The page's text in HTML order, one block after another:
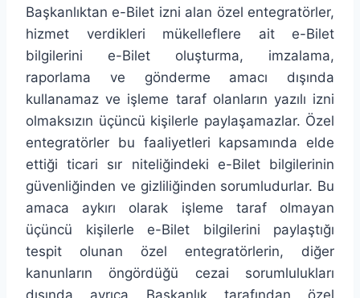
Başkanlıktan e-Bilet izni alan özel entegratörler,
hizmet verdikleri mükelleflere ait e-Bilet
bilgilerini e-Bilet oluşturma, imzalama,
raporlama ve gönderme amacı dışında
kullanamaz ve işleme taraf olanların yazılı izni
olmaksızın üçüncü kişilerle paylaşamazlar. Özel
entegratörler bu faaliyetleri kapsamında elde
ettiği ticari sır niteliğindeki e-Bilet bilgilerinin
güvenliğinden ve gizliliğinden sorumludurlar. Bu
amaca aykırı olarak işleme taraf olmayan
üçüncü kişilerle e-Bilet bilgilerini paylaştığı
tespit olunan özel entegratörlerin, diğer
kanunların öngördüğü cezai sorumlulukları
dışında ayrıca Başkanlık tarafından özel